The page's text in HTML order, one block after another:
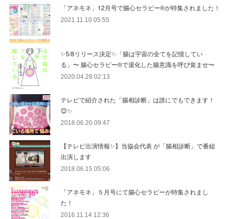
「アネモネ」12月号で腸心セラピー®︎が特集されました！
2021.11.10 05:55
✨5/8リリース決定✨「腸は宇宙の全てを記憶してい
る」〜 腸心セラピー®︎で退化した腸意識を呼び覚ませ〜
2020.04.28 02:13
テレビで紹介された「腸相診断」は誰にでもできます！
😊✨
2018.06.20 09:47
【テレビ出演情報✨】当協会代表 が「腸相診断」で番組
出演します
2018.06.15 05:06
「アネモネ」５月号にて腸心セラピーが特集されまし
た！
2016.11.14 12:36